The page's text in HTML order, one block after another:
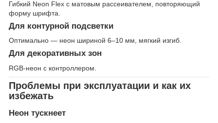
Гибкий Neon Flex с матовым рассеивателем, повторяющий
форму шрифта.
Для контурной подсветки
Оптимально — неон шириной 6–10 мм, мягкий изгиб.
Для декоративных зон
RGB-неон с контроллером.
Проблемы при эксплуатации и как их
избежать
Неон тускнеет